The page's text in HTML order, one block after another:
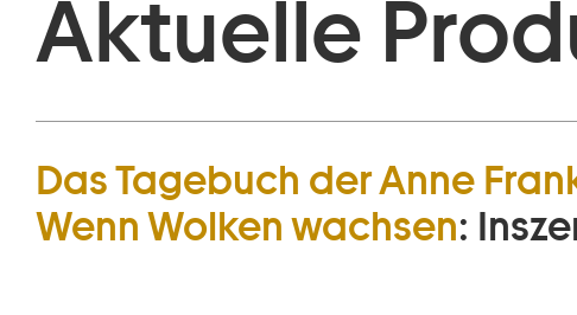
Aktuelle
Das Tagebuch der Anne
Wenn Wolken wachsen: